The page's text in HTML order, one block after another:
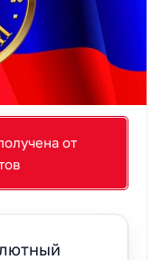
от